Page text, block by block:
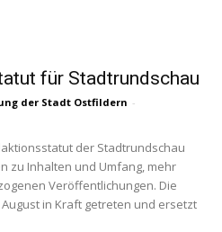
für Stadtrundschau
der Stadt Ostfildern -
der Stadtrundschau
zu Inhalten und Umfang, mehr
Veröffentlichungen. Die
in Kraft getreten und ersetzt